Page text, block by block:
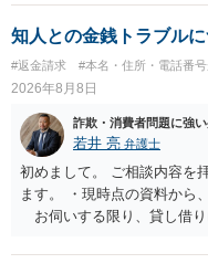
ず、最寄りの消費生活セン
かのアドバイスを受けられ
れば、弁護士へ依頼して警
せん。
知人との金銭トラブル
#返金請求 #本名・住所・電話番
2026年8月8日
詐欺・消費者問題に強
若井 亮 弁護士
初めまして。 ご相談内容を
ます。 ・現時点の資料から
お伺いする限り、貸し借
主張や現在の資料を踏まえ